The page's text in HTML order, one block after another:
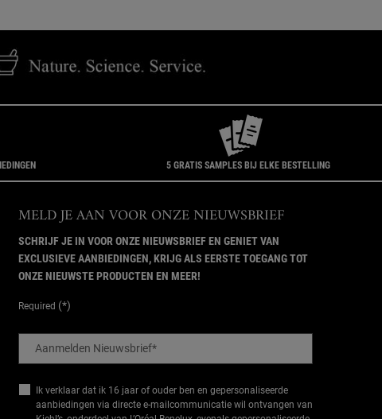
5 GRATIS SAMPLES BIJ ELKE BESTELLING
MELD JE AAN VOOR ONZE NIEUWSBRIEF
SCHRIJF JE IN VOOR ONZE NIEUWSBRIEF EN GENIET VAN
EXCLUSIEVE AANBIEDINGEN, KRIJG ALS EERSTE TOEGANG TOT
ONZE NIEUWSTE PRODUCTEN EN MEER!
Required (*)
Aanmelden Nieuwsbrief*
Ik verklaar dat ik 16 jaar of ouder ben en gepersonaliseerde
aanbiedingen via directe e-mailcommunicatie wil ontvangen van